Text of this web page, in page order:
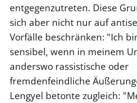
entgegenzutreten. Diese
sich aber nicht nur auf
Vorfälle beschränken: "Ich
sensibel, wenn in meinem
anderswo rassistische oder
fremdenfeindliche
Lengyel betonte zugleich:
NKVK
Öffentlichkeitsarbeit
Personalausschuss
Projektmanagement
Recht
Terminstundenplaner